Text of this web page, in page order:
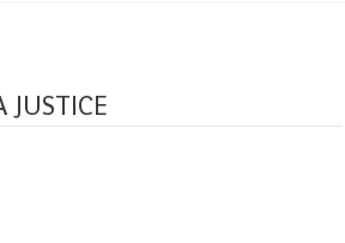
JUSTICE